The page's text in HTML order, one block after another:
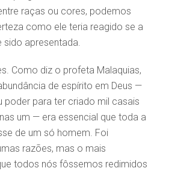
raças ou cores, podemos
como ele teria reagido se a
sido apresentada.
Como diz o profeta Malaquias,
de espírito em Deus —
poder para ter criado mil casais
um — era essencial que toda a
de um só homem. Foi
razões, mas o mais
todos nós fôssemos redimidos